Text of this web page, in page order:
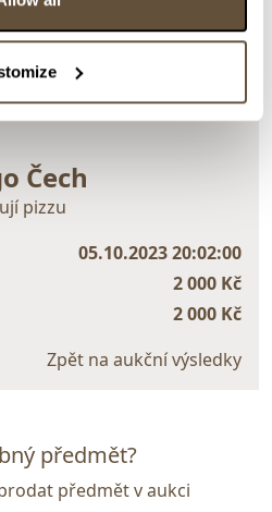
> zpět na aukční výsledky
Čech
pizzu
05.10.2023 20:02:00
2 000 Kč
2 000 Kč
Zpět na aukční výsledky
předmět?
předmět v aukci